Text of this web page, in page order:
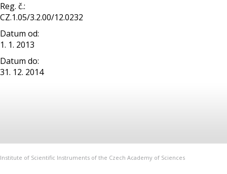
Reg. č.:
CZ.1.05/3.2.00/12.0232
Datum od:
1. 1. 2013
Datum do:
31. 12. 2014
Institute of Scientific Instruments of the Czech Academy of Sciences